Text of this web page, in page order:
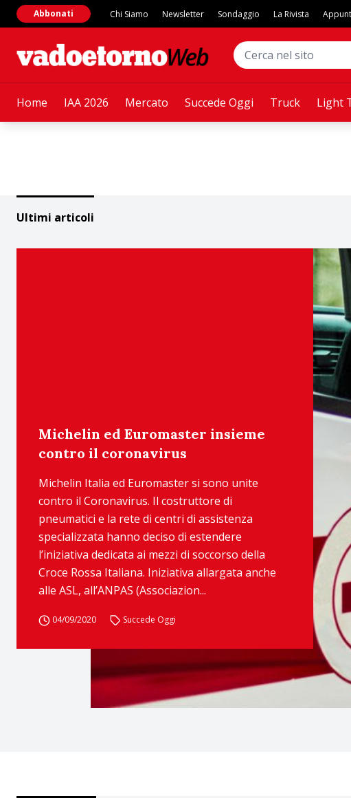
Home IAA 2026 Mercato Succede Oggi Truck Light
Abbonati Chi Siamo Newsletter Sondaggio La Rivista
Ultimi articoli
Michelin ed Euromaster insieme
contro il coronavirus
Michelin Italia ed Euromaster si sono unite
contro il Coronavirus. Il costruttore di
pneumatici e la rete di centri di assistenza
specializzata hanno deciso di estendere
l’iniziativa dedicata ai mezzi di soccorso della
Croce Rossa Italiana. Iniziativa allargata anche
alle ASL, all’ANPAS (Associazion...
04/09/2020 Succede Oggi